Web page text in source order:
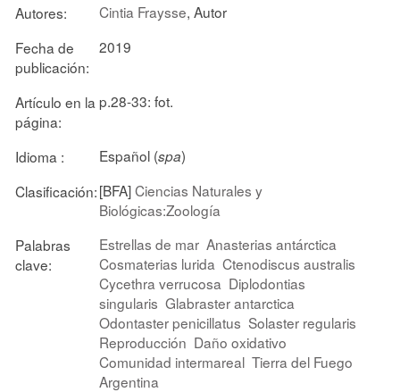
Autores: Cintia Fraysse, Autor
Fecha de
publicación:
2019
Artículo en la
página:
p.28-33: fot.
Idioma : Español (spa)
Clasificación:[BFA]Ciencias Naturales y
Biológicas:Zoología
Palabras
clave:
Estrellas de mar Anasterias antárctica
Cosmaterias lurida Ctenodiscus australis
Cycethra verrucosa Diplodontias
singularis Glabraster antarctica
Odontaster penicillatus Solaster regularis
Reproducción Daño oxidativo
Comunidad intermareal Tierra del Fuego
Argentina